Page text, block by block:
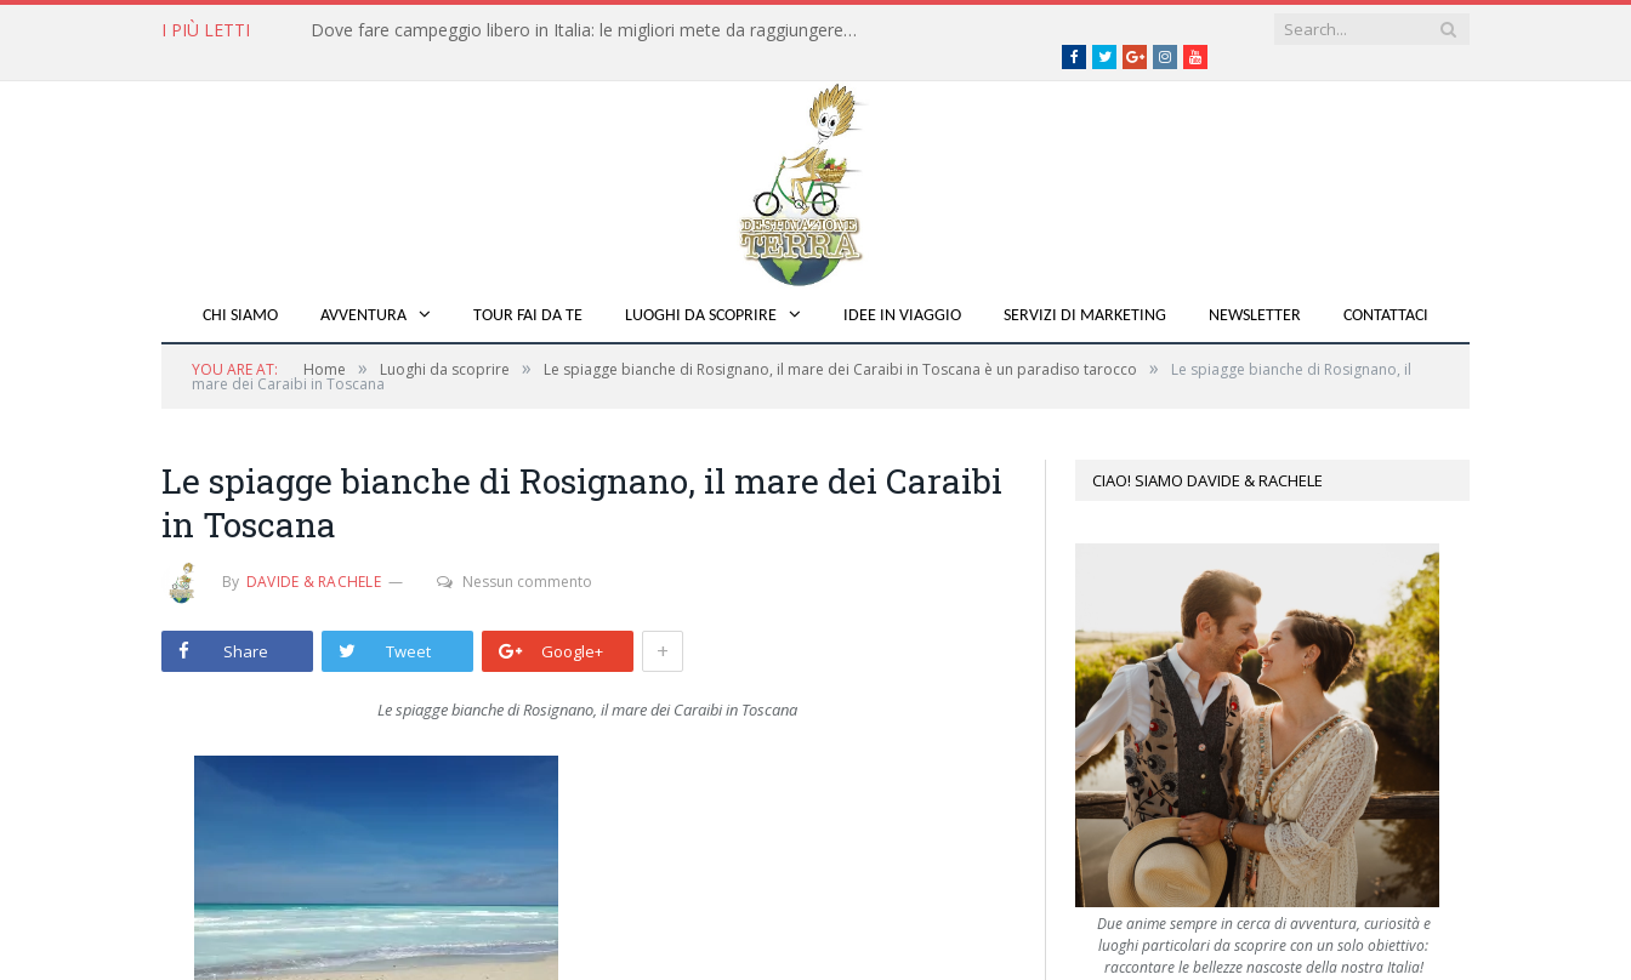
I PIÙ LETTI Dove fare campeggio libero in Italia: le migliori mete da raggiungere in traghetto
Facebook
TwitterGoogle+instagramyoutube
CHI SIAMO AVVENTURA TOUR FAI DA TE LUOGHI DA SCOPRIRE IDEE IN VIAGGIO SERVIZI DI MARKETING NEWSLETTER CONTATTACI
YOU ARE AT: Home » Luoghi da scoprire » Le spiagge bianche di Rosignano, il mare dei Caraibi in Toscana è un paradiso tarocco » Le spiagge bianche di Rosignano, il
mare dei Caraibi in Toscana
Le spiagge bianche di Rosignano, il mare dei Caraibi
in Toscana
By DAVIDE & RACHELE Nessun commento
Share Tweet Google+ +
Le spiagge bianche di Rosignano, il mare dei Caraibi in Toscana
CIAO! SIAMO DAVIDE & RACHELE
Due anime sempre in cerca di avventura, curiosità e
luoghi particolari da scoprire con un solo obiettivo:
raccontare le bellezze nascoste della nostra Italia!